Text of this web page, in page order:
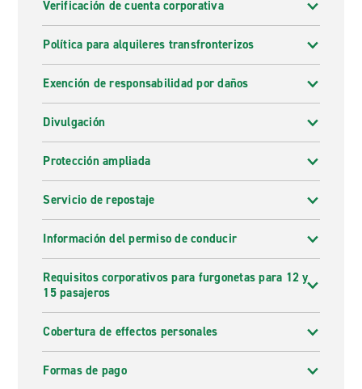
Verificación de cuenta corporativa
Política para alquileres transfronterizos
Exención de responsabilidad por daños
Divulgación
Protección ampliada
Servicio de repostaje
Información del permiso de conducir
Requisitos corporativos para furgonetas para 12 y
15 pasajeros
Cobertura de effectos personales
Formas de pago